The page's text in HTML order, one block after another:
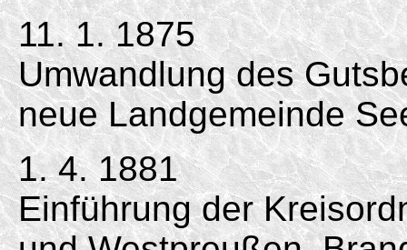
11. 1. 1875
Umwandlung des
neue Landgemeinde
1. 4. 1881
Einführung der